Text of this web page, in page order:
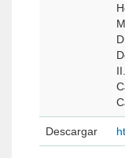
Descargar